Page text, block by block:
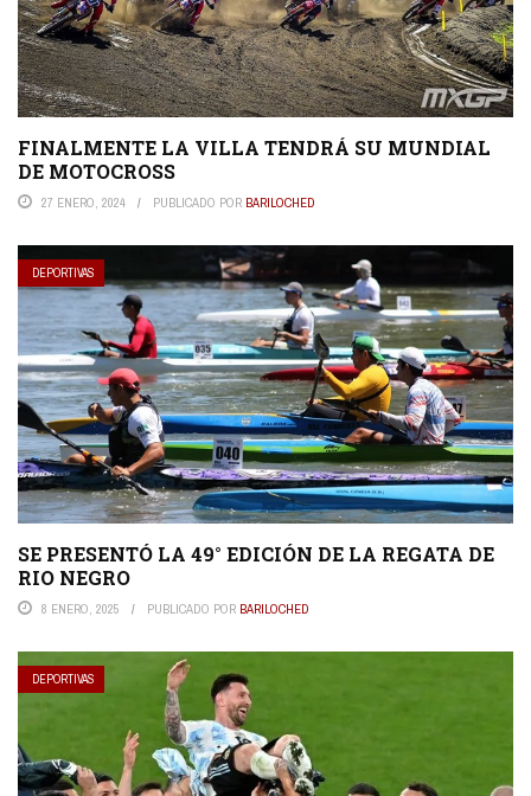
FINALMENTE LA VILLA TENDRÁ SU MUNDIAL
DE MOTOCROSS
27 ENERO, 2024 PUBLICADO POR BARILOCHED
DEPORTIVAS
SE PRESENTÓ LA 49° EDICIÓN DE LA REGATA DE
RIO NEGRO
8 ENERO, 2025 PUBLICADO POR BARILOCHED
DEPORTIVAS